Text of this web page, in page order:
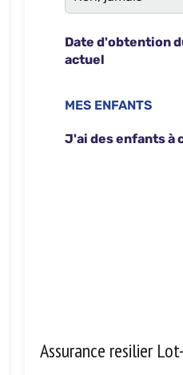
Assurance resilier